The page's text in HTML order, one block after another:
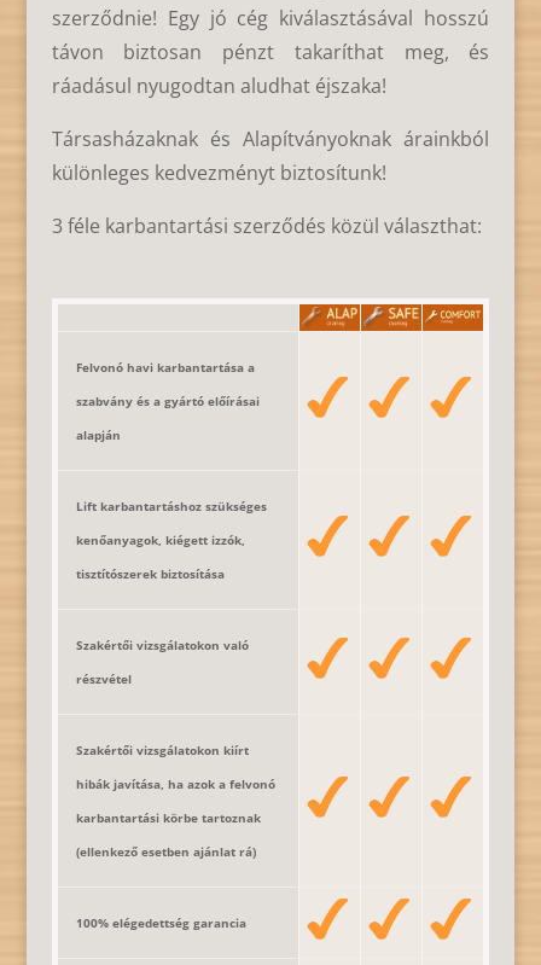
szerződnie! Egy jó cég kiválasztásával hosszú
távon biztosan pénzt takaríthat meg, és
ráadásul nyugodtan aludhat éjszaka!
Társasházaknak és Alapítványoknak árainkból
különleges kedvezményt biztosítunk!
3 féle karbantartási szerződés közül választhat:
Felvonó havi karbantartása a
szabvány és a gyártó előírásai
alapján
Lift karbantartáshoz szükséges
kenőanyagok, kiégett izzók,
tisztítószerek biztosítása
Szakértői vizsgálatokon való
részvétel
Szakértői vizsgálatokon kiírt
hibák javítása, ha azok a felvonó
karbantartási körbe tartoznak
(ellenkező esetben ajánlat rá)
100% elégedettség garancia